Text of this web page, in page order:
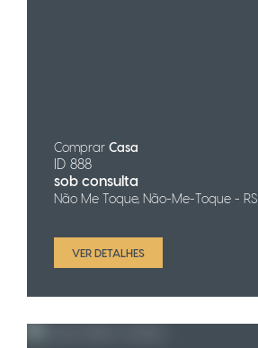
Comprar Casa
ID 888
sob consulta
Não Me Toque, Não-Me-Toque - RS
VER DETALHES